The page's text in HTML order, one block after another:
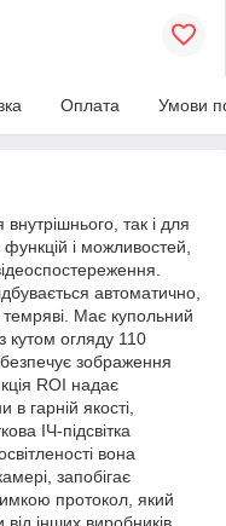
Оплата Умови
так і для
і можливостей,
автоматично,
темряві. Має купольний
кутом огляду 110
зображення
ROI надає
в гарній якості,
ІЧ-підсвітка
вона
запобігає
протокол, який
інших виробників.